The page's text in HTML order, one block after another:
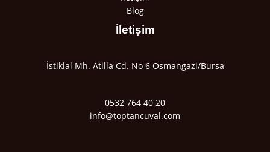
Blog
İletişim
İstiklal Mh. Atilla Cd. No 6 Osmangazi/Bursa
0532 764 40 20
info@toptancuval.com